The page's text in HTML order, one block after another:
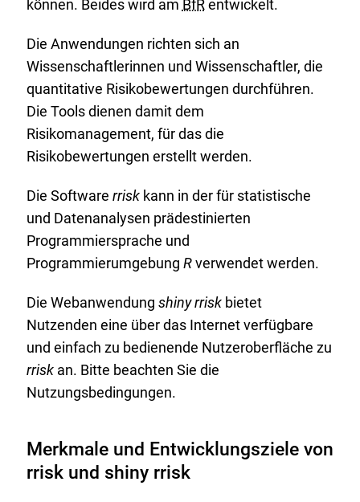
können. Beides wird am BfRentwickelt.
Die Anwendungen richten sich an
Wissenschaftlerinnen und Wissenschaftler, die
quantitative Risikobewertungen durchführen.
Die Tools dienen damit dem
Risikomanagement, für das die
Risikobewertungen erstellt werden.
Die Software rriskkann in der für statistische
und Datenanalysen prädestinierten
Programmiersprache und
Programmierumgebung Rverwendet werden.
Die Webanwendung shiny rriskbietet
Nutzenden eine über das Internet verfügbare
und einfach zu bedienende Nutzeroberfläche zu
rriskan. Bitte beachten Sie die
Nutzungsbedingungen.
Merkmale und Entwicklungsziele von
rrisk und shiny rrisk